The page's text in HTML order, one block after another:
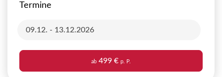
Termine
09.12. - 13.12.2026
ab 499 € p. P.